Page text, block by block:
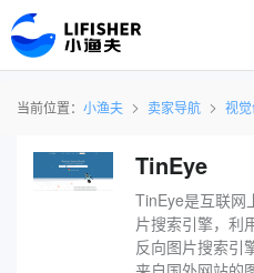
当前位置： 小渔夫 卖家导航 视
TinEye
TinEye是互联网
片搜索引擎，利
反向图片搜索引